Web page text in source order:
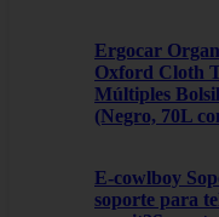
Ergocar
Oxford Cloth
Múltiples
(Negro, 70L
E-cowlboy
soporte para